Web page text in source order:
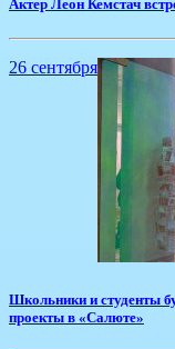
​Актер Леон Кемстач
26 сентября
​Школьники и студенты
проекты в «Салюте»